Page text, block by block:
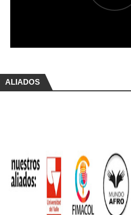
ALIADOS